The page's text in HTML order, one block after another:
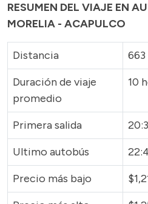
RESUMEN DEL VIAJE EN
MORELIA - ACAPULCO
Distancia
663
Duración de viaje
promedio
10
Primera salida
Ultimo autobús
Precio más bajo